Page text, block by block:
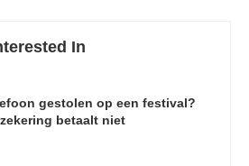
In
gestolen op een festival?
betaalt niet